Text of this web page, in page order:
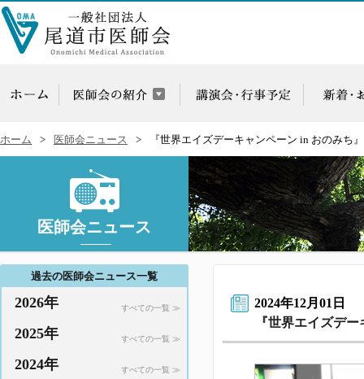
ホーム 医師会ニュース 『世界エイズデーキャンペーン in おのみち
医師会ニュース
2024年12月01日
『世界エイズデ
過去の医師会ニュース一覧
2026年 すべての一覧 ≫
2025年 すべての一覧 ≫
2024年 すべての一覧 ≫